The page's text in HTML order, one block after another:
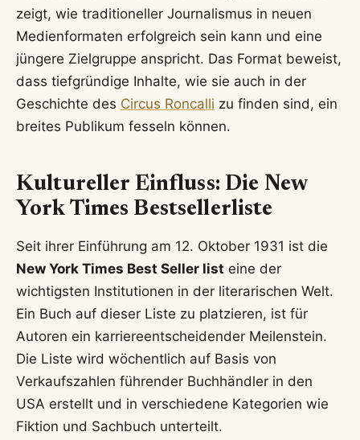
zeigt, wie traditioneller Journalismus in neuen
Medienformaten erfolgreich sein kann und eine
jüngere Zielgruppe anspricht. Das Format beweist,
dass tiefgründige Inhalte, wie sie auch in der
Geschichte des Circus Roncalli zu finden sind, ein
breites Publikum fesseln können.
Kultureller Einfluss: Die New
York Times Bestsellerliste
Seit ihrer Einführung am 12. Oktober 1931 ist die
New York Times Best Seller list eine der
wichtigsten Institutionen in der literarischen Welt.
Ein Buch auf dieser Liste zu platzieren, ist für
Autoren ein karriereentscheidender Meilenstein.
Die Liste wird wöchentlich auf Basis von
Verkaufszahlen führender Buchhändler in den
USA erstellt und in verschiedene Kategorien wie
Fiktion und Sachbuch unterteilt.